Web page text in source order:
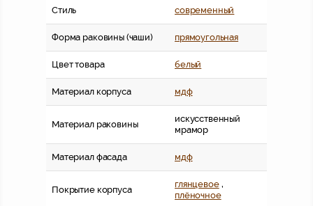
Стиль современный
Форма раковины (чаши) прямоугольная
Цвет товара белый
Материал корпуса мдф
Материал раковины
искусственный
мрамор
Материал фасада мдф
Покрытие корпуса
глянцевое,
плёночное